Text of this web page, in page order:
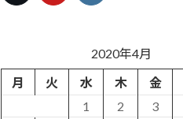
2020年4月
月
火 水 木 金
1
2 3